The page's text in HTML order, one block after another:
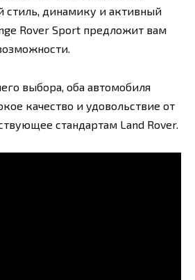
стиль, динамику и активный
Rover Sport предложит вам
выбора, оба автомобиля
качество и удовольствие от
стандартам Land Rover.